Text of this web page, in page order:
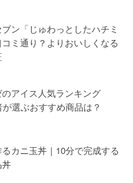
ン「じゅわっとしたハチミ
ミ通り？よりおいしくなる
アイス人気ランキング
選ぶおすすめ商品は？
カニ玉丼｜10分で完成する